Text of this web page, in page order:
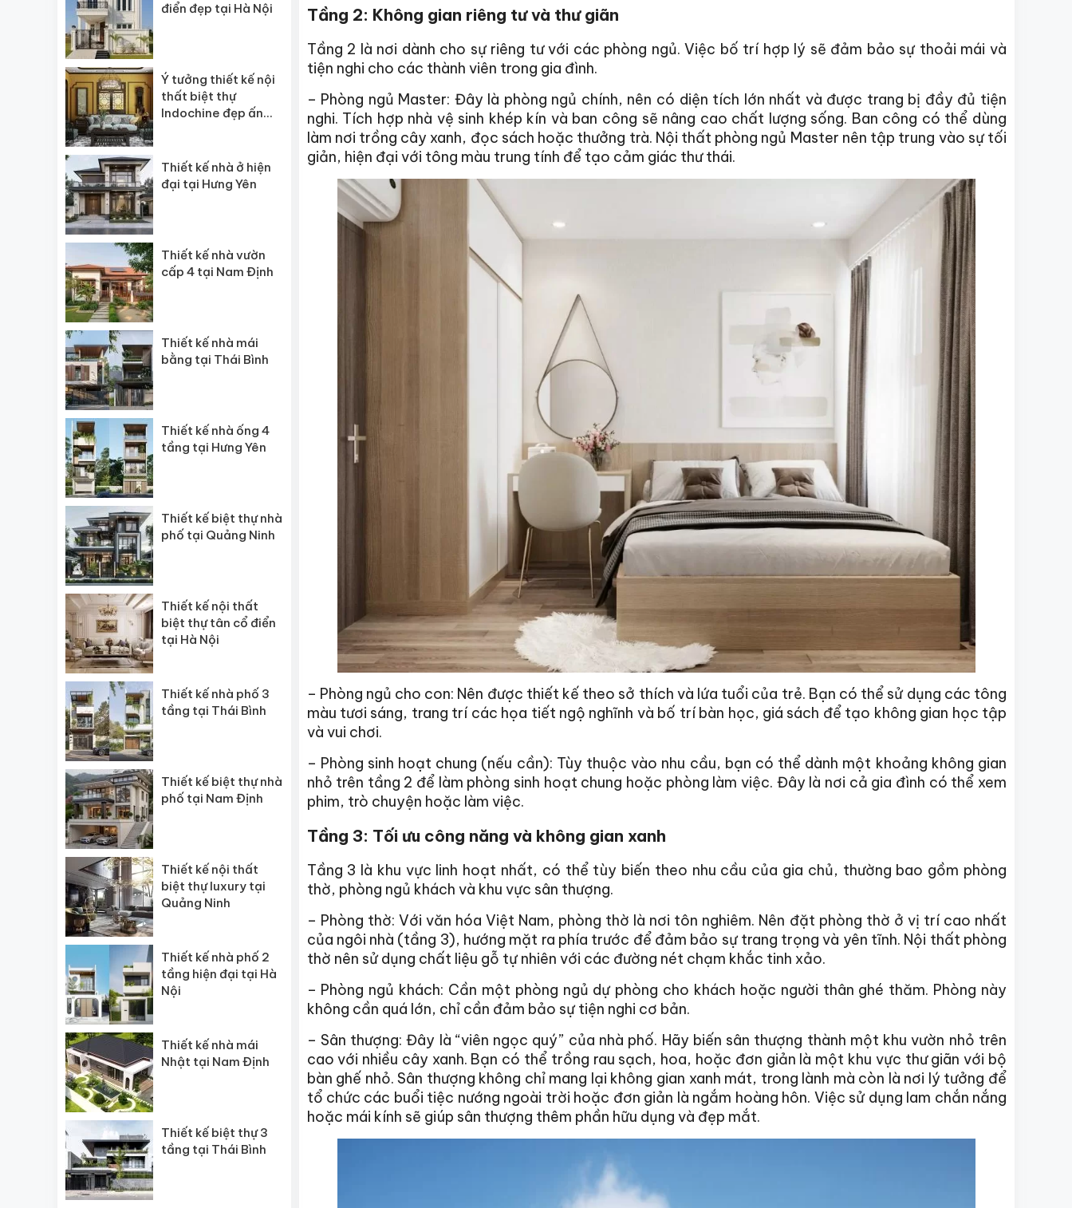
Tầng 2: Không gian riêng tư và thư giãn
Tầng 2 là nơi dành cho sự riêng tư với các phòng ngủ. Việc bố trí hợp lý sẽ đảm bảo sự thoải mái và
tiện nghi cho các thành viên trong gia đình.
– Phòng ngủ Master: Đây là phòng ngủ chính, nên có diện tích lớn nhất và được trang bị đầy đủ tiện
nghi. Tích hợp nhà vệ sinh khép kín và ban công sẽ nâng cao chất lượng sống. Ban công có thể dùng
làm nơi trồng cây xanh, đọc sách hoặc thưởng trà. Nội thất phòng ngủ Master nên tập trung vào sự tối
giản, hiện đại với tông màu trung tính để tạo cảm giác thư thái.
– Phòng ngủ cho con: Nên được thiết kế theo sở thích và lứa tuổi của trẻ. Bạn có thể sử dụng các tông
màu tươi sáng, trang trí các họa tiết ngộ nghĩnh và bố trí bàn học, giá sách để tạo không gian học tập
và vui chơi.
– Phòng sinh hoạt chung (nếu cần): Tùy thuộc vào nhu cầu, bạn có thể dành một khoảng không gian
nhỏ trên tầng 2 để làm phòng sinh hoạt chung hoặc phòng làm việc. Đây là nơi cả gia đình có thể xem
phim, trò chuyện hoặc làm việc.
Tầng 3: Tối ưu công năng và không gian xanh
Tầng 3 là khu vực linh hoạt nhất, có thể tùy biến theo nhu cầu của gia chủ, thường bao gồm phòng
thờ, phòng ngủ khách và khu vực sân thượng.
– Phòng thờ: Với văn hóa Việt Nam, phòng thờ là nơi tôn nghiêm. Nên đặt phòng thờ ở vị trí cao nhất
của ngôi nhà (tầng 3), hướng mặt ra phía trước để đảm bảo sự trang trọng và yên tĩnh. Nội thất phòng
thờ nên sử dụng chất liệu gỗ tự nhiên với các đường nét chạm khắc tinh xảo.
– Phòng ngủ khách: Cần một phòng ngủ dự phòng cho khách hoặc người thân ghé thăm. Phòng này
không cần quá lớn, chỉ cần đảm bảo sự tiện nghi cơ bản.
– Sân thượng: Đây là “viên ngọc quý” của nhà phố. Hãy biến sân thượng thành một khu vườn nhỏ trên
cao với nhiều cây xanh. Bạn có thể trồng rau sạch, hoa, hoặc đơn giản là một khu vực thư giãn với bộ
bàn ghế nhỏ. Sân thượng không chỉ mang lại không gian xanh mát, trong lành mà còn là nơi lý tưởng để
tổ chức các buổi tiệc nướng ngoài trời hoặc đơn giản là ngắm hoàng hôn. Việc sử dụng lam chắn nắng
hoặc mái kính sẽ giúp sân thượng thêm phần hữu dụng và đẹp mắt.
điển đẹp tại Hà Nội
Ý tưởng thiết kế nội
thất biệt thự
Indochine đẹp ấn
Thiết kế nhà ở hiện
đại tại Hưng Yên
Thiết kế nhà vườn
cấp 4 tại Nam Định
Thiết kế nhà mái
bằng tại Thái Bình
Thiết kế nhà ống 4
tầng tại Hưng Yên
Thiết kế biệt thự nhà
phố tại Quảng Ninh
Thiết kế nội thất
biệt thự tân cổ điển
tại Hà Nội
Thiết kế nhà phố 3
tầng tại Thái Bình
Thiết kế biệt thự nhà
phố tại Nam Định
Thiết kế nội thất
biệt thự luxury tại
Quảng Ninh
Thiết kế nhà phố 2
tầng hiện đại tại Hà
Nội
Thiết kế nhà mái
Nhật tại Nam Định
Thiết kế biệt thự 3
tầng tại Thái Bình